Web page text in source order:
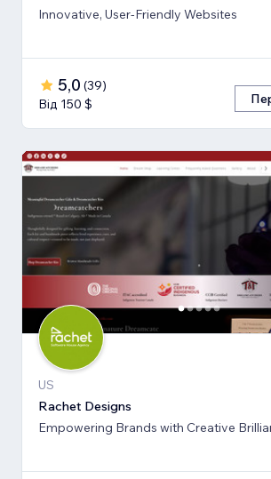
Innovative, User-Friendly Websites
5,0 (39)
Від 150 $
US
Rachet Designs
Empowering Brands with Creative